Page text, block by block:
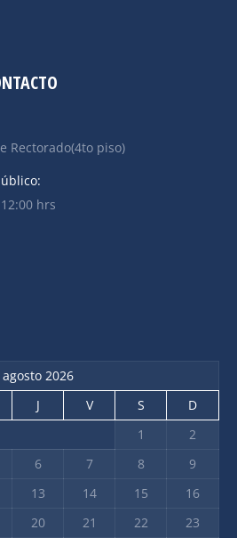
Rectorado(4to piso)
hrs
agosto 2026
J V S
D
1
2
6 7 8
9
13 14 15
16
20 21 22 23